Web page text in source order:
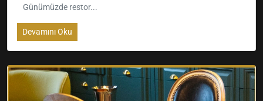
Günümüzde restor...
Devamını Oku